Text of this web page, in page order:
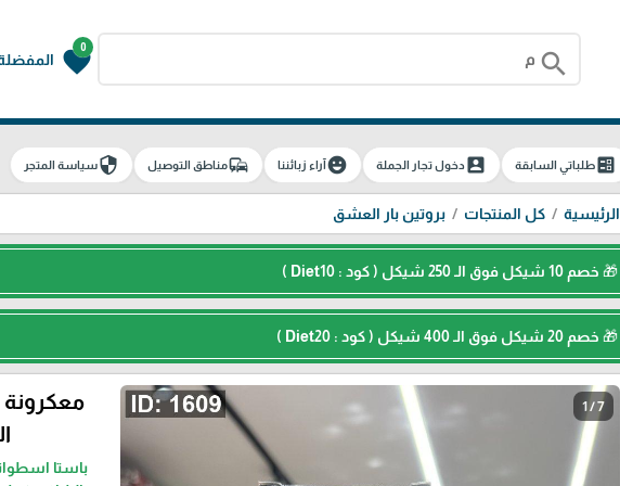
search
0
favorite
ballotطلباتي السابقة account_boxدخول تجار الجملة emoji_emotionsآراء زبائننا commuteمناطق التوصيل securityسياسة المتجر
الرئيسية كل المنتجات بروتين بار العشق
🎁 خصم 10 شيكل فوق الـ 250 شيكل ( كود : Diet10 )
🎁 خصم 20 شيكل فوق الـ 400 شيكل ( كود : Diet20 )
1 / 7
باستا